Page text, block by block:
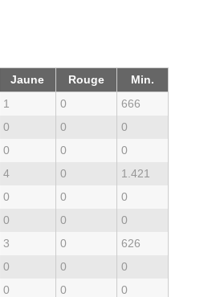
Jaune Rouge
Min.
1 0
666
0 0
0
0 0
0
4 0
1.421
0 0
0
0 0
0
3 0
626
0 0
0
0 0 0